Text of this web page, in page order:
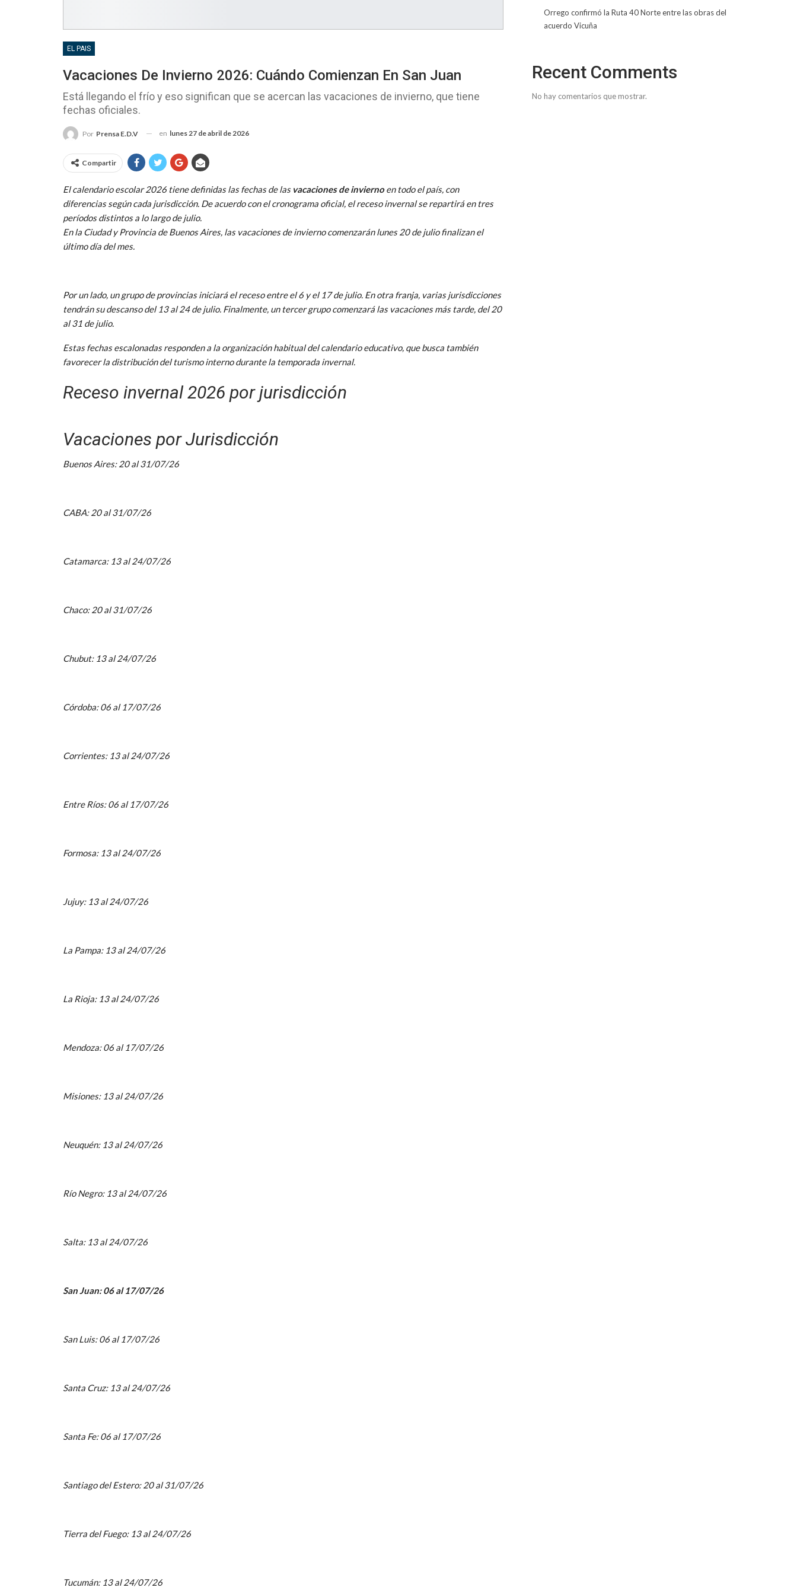
EL PAIS
Vacaciones De Invierno 2026: Cuándo Comienzan En San Juan
Está llegando el frío y eso significan que se acercan las vacaciones de invierno, que tiene
fechas oficiales.
Por Prensa E.D.V en lunes 27 de abril de 2026
Compartir
El calendario escolar 2026 tiene definidas las fechas de las vacaciones de inviernoen todo el país, con
diferencias según cada jurisdicción. De acuerdo con el cronograma oficial, el receso invernal se repartirá en tres
períodos distintos a lo largo de julio.
En la Ciudad y Provincia de Buenos Aires, las vacaciones de invierno comenzarán lunes 20 de julio finalizan el
último día del mes.
Por un lado, un grupo de provincias iniciará el receso entre el 6 y el 17 de julio. En otra franja, varias jurisdicciones
tendrán su descanso del 13 al 24 de julio. Finalmente, un tercer grupo comenzará las vacaciones más tarde, del 20
al 31 de julio.
Estas fechas escalonadas responden a la organización habitual del calendario educativo, que busca también
favorecer la distribución del turismo interno durante la temporada invernal.
Receso invernal 2026 por jurisdicción
Vacaciones por Jurisdicción
Buenos Aires: 20 al 31/07/26
CABA: 20 al 31/07/26
Catamarca: 13 al 24/07/26
Chaco: 20 al 31/07/26
Chubut: 13 al 24/07/26
Córdoba: 06 al 17/07/26
Corrientes: 13 al 24/07/26
Entre Ríos: 06 al 17/07/26
Formosa: 13 al 24/07/26
Jujuy: 13 al 24/07/26
La Pampa: 13 al 24/07/26
La Rioja: 13 al 24/07/26
Mendoza: 06 al 17/07/26
Misiones: 13 al 24/07/26
Neuquén: 13 al 24/07/26
Río Negro: 13 al 24/07/26
Salta: 13 al 24/07/26
San Juan: 06 al 17/07/26
San Luis: 06 al 17/07/26
Santa Cruz: 13 al 24/07/26
Santa Fe: 06 al 17/07/26
Santiago del Estero: 20 al 31/07/26
Tierra del Fuego: 13 al 24/07/26
Tucumán: 13 al 24/07/26
Orrego confirmó la Ruta 40 Norte entre las obras del
acuerdo Vicuña
Recent Comments
No hay comentarios que mostrar.